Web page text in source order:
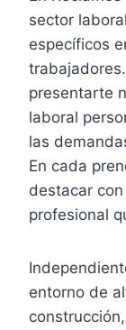
sector
específicos
presentarte
laboral
las
En cada
destacar
profesional
entorno de